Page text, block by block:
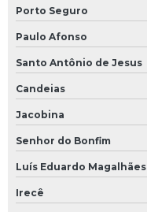
Porto Seguro
Paulo Afonso
Santo Antônio de Jesus
Candeias
Jacobina
Senhor do Bonfim
Luís Eduardo Magalhães
Irecê